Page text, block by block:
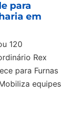
para
em
120
Rex
para Furnas
equipes